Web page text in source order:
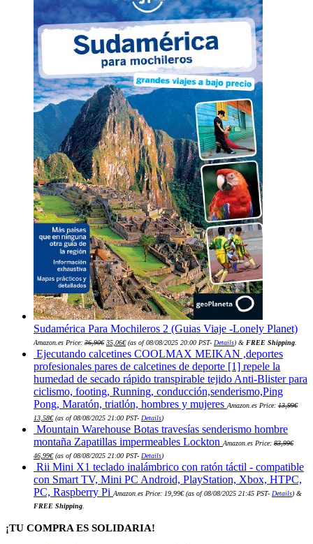
Sudamérica Para Mochileros 2 (Guias Viaje -Lonely Planet)
Amazon.es Price: 36,90€ precio
original
era:
36,90€.
35,06€precio
actual
es:
35,06€.
(as of 08/08/2025 20:00 PST- Details) & FREE Shipping
Ejecutando calcetines COOLMAX MEIKAN ,deportes
profesionales pares de calcetines de deporte [1] repele la
humedad de secado rápido transpirable tejido Anti-Blister para
ciclismo, footing, Running, conducción,senderismo,Ping
Pong, Maratón, triatlón, hombres y mujeres Amazon.es Price: 13,99€
precio
original
era:
13,99€.
13,58€precio
actual
es:
13,58€.
(as of 08/08/2025 21:00 PST- Details)
Mountain Warehouse Botas travesías senderismo hombre
montaña Zapatillas impermeables Lockton Amazon.es Price: 83,99€
precio
original
era:
83,99€.
46,99€precio
actual
es:
46,99€.
(as of 08/08/2025 21:00 PST- Details)
Rii Mini X1 teclado inalámbrico con ratón táctil - compatible
con Smart TV, Mini PC Android, PlayStation, Xbox, HTPC,
PC, Raspberry Pi Amazon.es Price: 19,99€(as of 08/08/2025 21:45 PST- Details) &
FREE Shipping
¡TU COMPRA ES SOLIDARIA!